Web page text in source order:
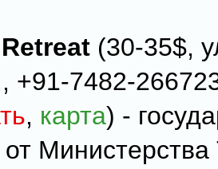
(30-35$,
+91-7482-
, карта) -